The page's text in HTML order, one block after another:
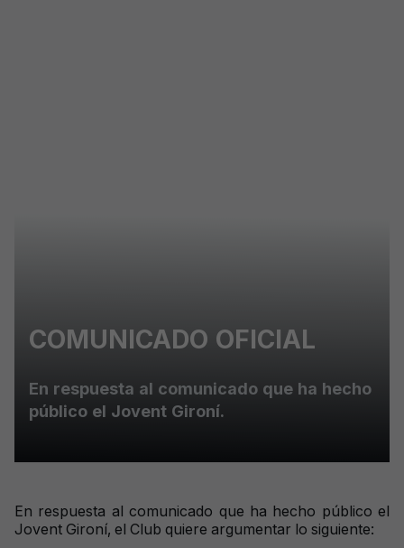
COMUNICADO OFICIAL
En respuesta al comunicado que ha hecho
público el Jovent Gironí.
En respuesta al comunicado que ha hecho público el
Jovent Gironí, el Club quiere argumentar lo siguiente: